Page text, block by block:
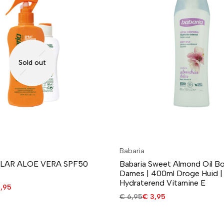
Sold out
ALOE VERA SPF50
Babaria
Babaria Sweet Almond Oil
Dames | 400ml Droge Huid |
Hydraterend Vitamine E
€6,95€ 3,95